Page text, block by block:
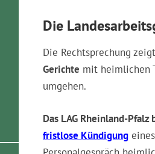
Jetzt: Sofortcheck
Form- &
Kostenlose
Die
Die Rechtsprechung
Gerichtemit heimlichen